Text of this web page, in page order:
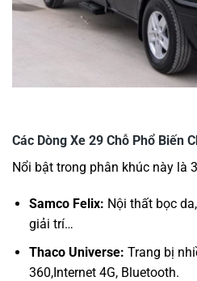
Các Dòng Xe 29 Chỗ Phổ Biến
Nổi bật trong phân khúc này là
Samco Felix: Nội thất bọc
giải trí…
Thaco Universe: Trang bị
360,Internet 4G, Bluetooth.